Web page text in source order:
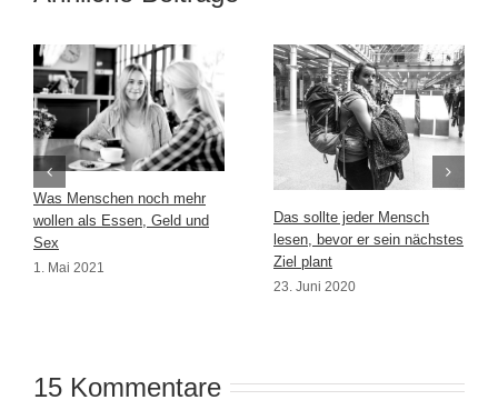
Was Menschen noch mehr
wollen als Essen, Geld und
Sex
1. Mai 2021
Das sollte jeder Mensch
lesen, bevor er sein nächstes
Ziel plant
23. Juni 2020
15 Kommentare